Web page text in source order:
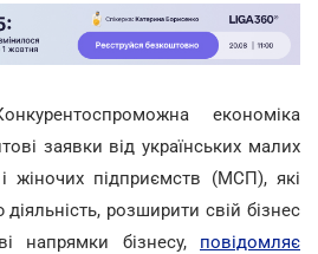
економіка
заявки від українських малих
жіночих підприємств (МСП), які
розширити свій бізнес
напрямки бізнесу, повідомляє